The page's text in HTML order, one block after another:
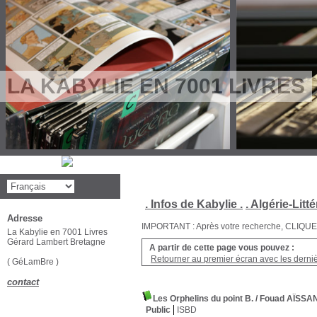
LA KABYLIE EN 7001 LIVRES
. Infos de Kabylie . . Algérie-
IMPORTANT : Après votre recherche,
A partir de cette page vous pouvez :
Retourner au premier écran avec les
Les Orphelins du point B. / Fouad
Public
ISBD
Adresse
La Kabylie en 7001 Livres
Gérard Lambert Bretagne
( GéLamBre )
contact